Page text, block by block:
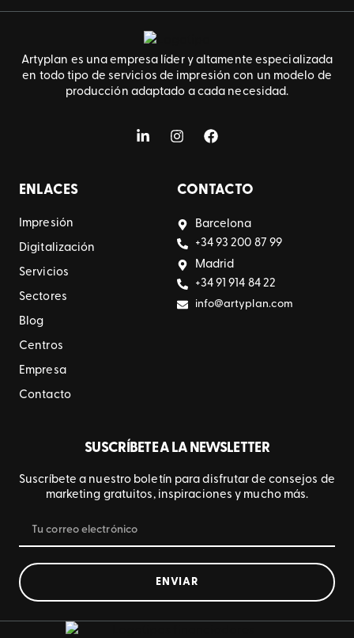
Artyplan es una empresa líder y altamente especializada
en todo tipo de servicios de impresión con un modelo de
producción adaptado a cada necesidad.
ENLACES
Impresión
Digitalización
Servicios
Sectores
Blog
Centros
Empresa
Contacto
CONTACTO
Barcelona
+34 93 200 87 99
Madrid
+34 91 914 84 22
info@artyplan.com
SUSCRÍBETE A LA NEWSLETTER
Suscríbete a nuestro boletín para disfrutar de consejos de
marketing gratuitos, inspiraciones y mucho más.
ENVIAR